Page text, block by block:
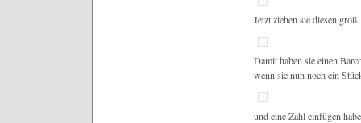
Jetzt ziehen sie diesen groß.
Damit haben sie einen
wenn sie nun noch ein
und eine Zahl einfügen